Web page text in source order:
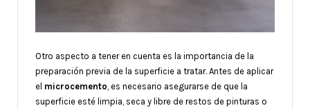
Otro aspecto a tener en cuenta es la importancia de la
preparación previa de la superficie a tratar. Antes de aplicar
el microcemento , es necesario asegurarse de que la
superficie esté limpia, seca y libre de restos de pinturas o